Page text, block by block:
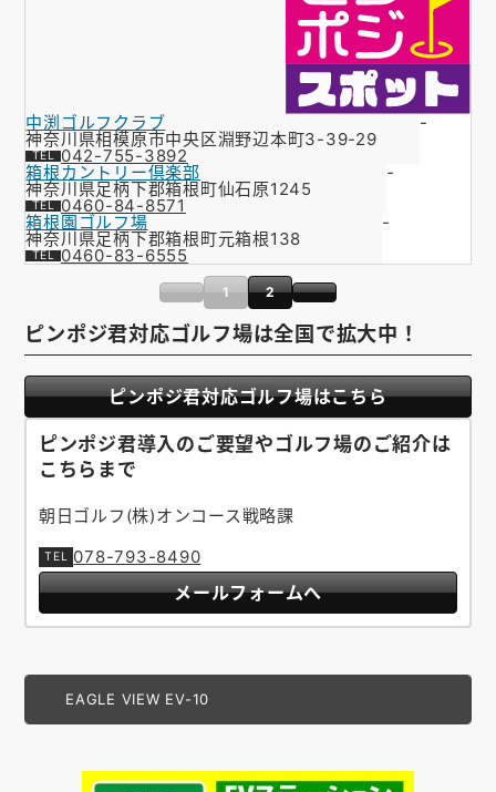
中渕ゴルフクラブ
神奈川県相模原市中央区淵野辺本町3-39-29
042-755-3892
-
箱根カントリー倶楽部
神奈川県足柄下郡箱根町仙石原1245
0460-84-8571
-
箱根園ゴルフ場
神奈川県足柄下郡箱根町元箱根138
0460-83-6555
-
1 2
ピンポジ君対応ゴルフ場は全国で拡大中！
ピンポジ君対応ゴルフ場はこちら
ピンポジ君導入のご要望やゴルフ場のご紹介は
こちらまで
朝日ゴルフ(株)オンコース戦略課
078-793-8490
メールフォームへ
EAGLE VIEW EV-10